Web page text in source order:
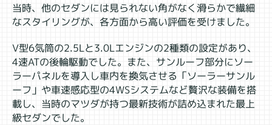
当時、他のセダンには見られない角がなく滑らかで繊細
なスタイリングが、各方面から高い評価を受けました。
V型6気筒の2.5Lと3.0Lエンジンの2種類の設定があり、
4速ATの後輪駆動でした。また、サンルーフ部分にソー
ラーパネルを導入し車内を換気させる「ソーラーサンル
ーフ」や車速感応型の4WSシステムなど贅沢な装備を搭
載し、当時のマツダが持つ最新技術が詰め込まれた最上
級セダンでした。